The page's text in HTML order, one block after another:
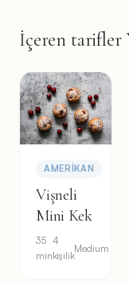
İçeren tarifler
AMERIKAN
Vişneli
Mini Kek
35
min
4
kişilik
Medium